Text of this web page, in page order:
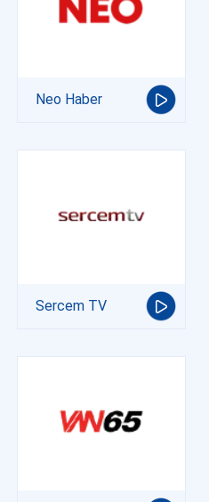
Neo Haber
Sercem TV